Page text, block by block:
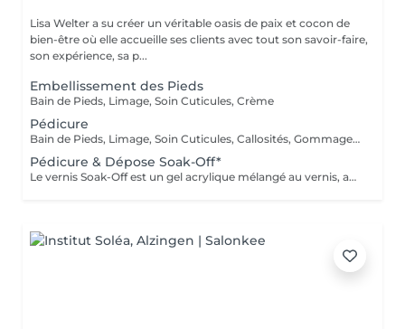
Lisa Welter a su créer un véritable oasis de paix et cocon de
bien-être où elle accueille ses clients avec tout son savoir-faire,
son expérience, sa p...
Embellissement des Pieds
Bain de Pieds, Limage, Soin Cuticules, Crème
Pédicure
Bain de Pieds, Limage, Soin Cuticules, Callosités, Gommage, Base, Crème
Pédicure & Dépose Soak-Off*
Le vernis Soak-Off est un gel acrylique mélangé au vernis, appliqué sur l'ongle et durci par des LED. Il a la même texture qu'un vernis classique, est aussi liquide et a encore plus de brillance. Il reste impeccable, sans ternir et sans s'écailler jusqu'à 18 jours